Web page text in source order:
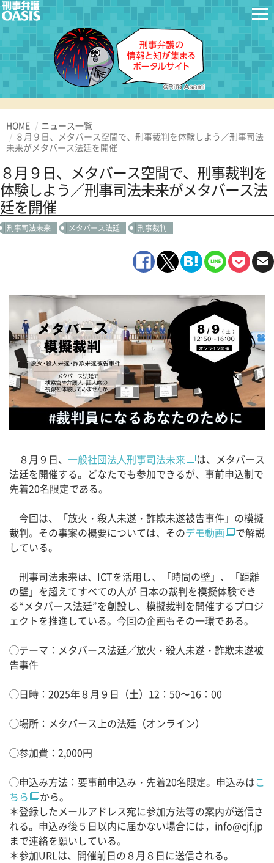
HOME
ニュース一覧
８月９日、メタバース空間で、刑事裁判を体験しよう／刑事司法
未来がメタバース法廷を開催
８月９日、メタバース空間で、刑事裁判を
体験しよう／刑事司法未来がメタバース法
廷を開催
刑事司法未来 メタバース法廷 刑事裁判
８月９日、 一般社団法人刑事司法未来
は、メタバース
法廷を開催する。どなたでも参加できるが、事前申込制で
先着20名限定である。
今回は、「放火・殺人未遂・詐欺未遂被告事件」の模擬
裁判。その事案の概要については、そのデモ動画
で解説
している。
刑事司法未来は、ICTを活用し、「時間の壁」、「距離
の壁」を超えてすべての人が 日本の裁判を模擬体験でき
る“メタバース法廷”を創設し、模擬裁判を開催するプロジ
ェクトを推進している。今回の企画もその一環である。
◯テーマ：メタバース法廷／放火・殺人未遂・詐欺未遂被
告事件
◯日時：2025年８月９日（土）12：50〜16：00
◯場所：メタバース上の法廷（オンライン）
◯参加費：2,000円
◯申込み方法：要事前申込み・先着20名限定。申込みはこ
ちら
から。
＊登録したメールアドレス宛に参加方法等の案内が送信さ
れる。申込み後５日以内に届かない場合には，info@cjf.jp
まで連絡を願いしている。
＊参加URLは、開催前日の８月８日に送信される。